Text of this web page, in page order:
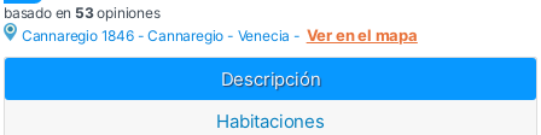
basado en 53opiniones
Cannaregio 1846 - Cannaregio - Venecia - Ver en el mapa
Descripción
Habitaciones